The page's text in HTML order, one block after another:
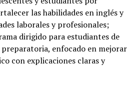
las habilidades en inglés y
laborales y profesionales;
dirigido para estudiantes de
enfocado en mejorar
con explicaciones claras y